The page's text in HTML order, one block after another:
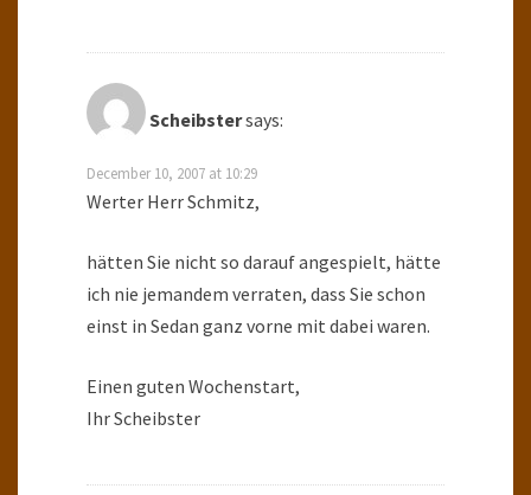
Scheibstersays:
December 10, 2007 at 10:29
Werter Herr Schmitz,
hätten Sie nicht so darauf angespielt, hätte
ich nie jemandem verraten, dass Sie schon
einst in Sedan ganz vorne mit dabei waren.
Einen guten Wochenstart,
Ihr Scheibster